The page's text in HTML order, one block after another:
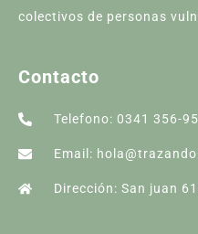
colectivos de personas
Contacto
Telefono: 0341 356-
Email:
Dirección: San juan